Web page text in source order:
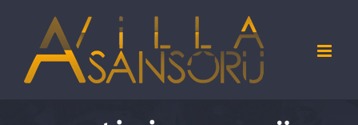
content